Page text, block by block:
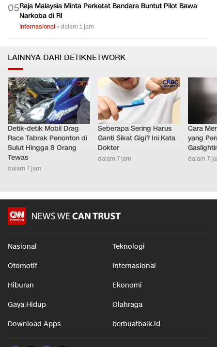
05Raja Malaysia Minta Perketat Bandara Buntut Pilot Bawa
Narkoba di RI
Internasional •dalam 1 jam
LAINNYA DARI DETIKNETWORK
Detik-detik Mobil Drag
Race Tabrak Penonton di
Sulut Hingga 8 Orang
Tewas
dalam 7 jam
Seberapa Sering Harus
Ganti Sikat Gigi? Ini Kata
Dokter
dalam 7 jam
Cara
yang
dalam 7
Nasional Teknologi
Otomotif Internasional
Hiburan Ekonomi
Gaya Hidup Olahraga
Download Apps berbuatbaik.id